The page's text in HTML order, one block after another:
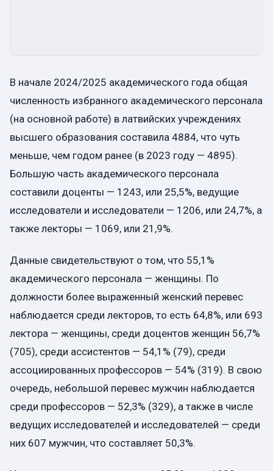
В начале 2024/2025 академического года общая
численность избранного академического персонала
(на основной работе) в латвийских учреждениях
высшего образования составила 4884, что чуть
меньше, чем годом ранее (в 2023 году — 4895).
Большую часть академического персонала
составили доценты — 1243, или 25,5%, ведущие
исследователи и исследователи — 1206, или 24,7%, а
также лекторы — 1069, или 21,9%.
Данные свидетельствуют о том, что 55,1%
академического персонала — женщины. По
должности более выраженный женский перевес
наблюдается среди лекторов, то есть 64,8%, или 693
лектора — женщины, среди доцентов женщин 56,7%
(705), среди ассистентов — 54,1% (79), среди
ассоциированных профессоров — 54% (319). В свою
очередь, небольшой перевес мужчин наблюдается
среди профессоров — 52,3% (329), а также в числе
ведущих исследователей и исследователей — среди
них 607 мужчин, что составляет 50,3%.